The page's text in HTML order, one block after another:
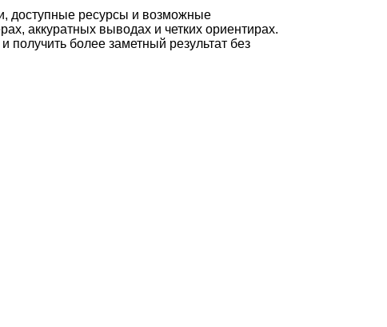
доступные ресурсы и возможные
аккуратных выводах и четких ориентирах.
получить более заметный результат без